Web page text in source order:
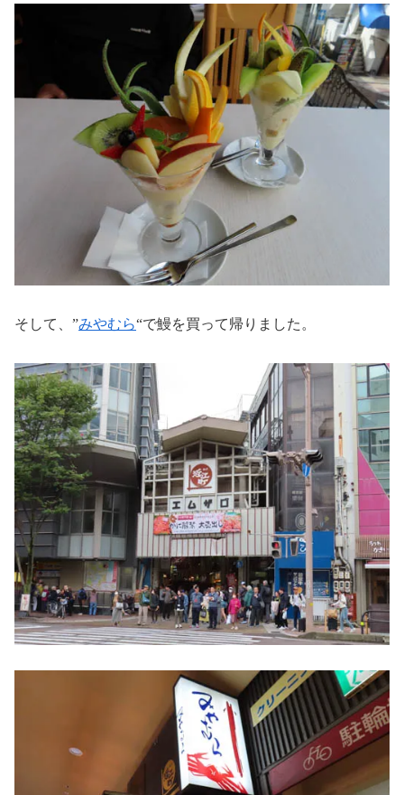
そして、”みやむら“で鰻を買って帰りました。